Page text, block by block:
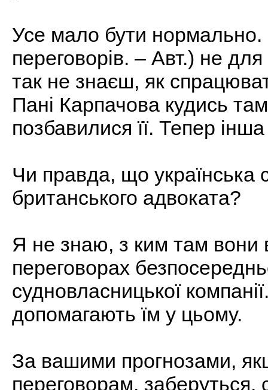
Усе мало бути нормально.
переговорів. – Авт.) не
так не знаєш, як
Пані Карпачова кудись
позбавилися її. Тепер
Чи правда, що українська
британського адвоката?
Я не знаю, з ким там вони
переговорах
судновласницької
допомагають їм у цьому.
За вашими прогнозами,
переговорам, заберуться,